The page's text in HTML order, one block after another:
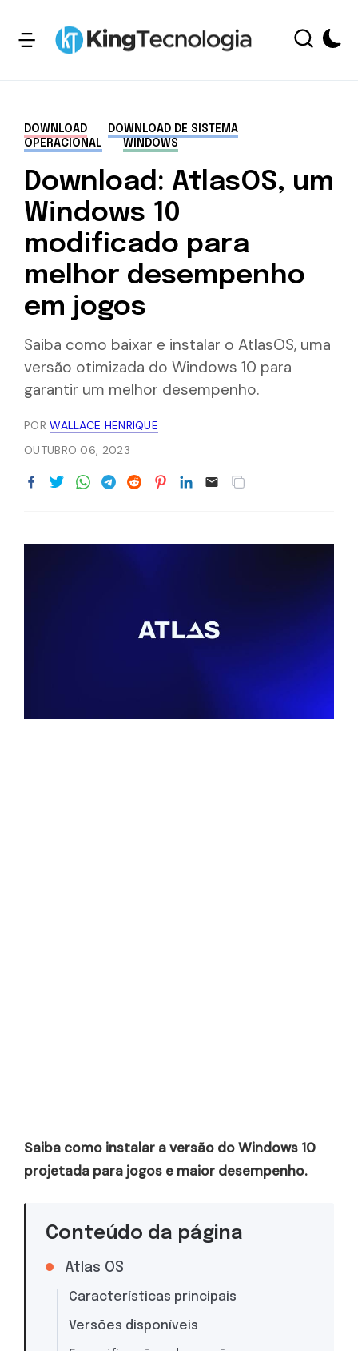
DOWNLOAD
DOWNLOAD DE SISTEMA
OPERACIONAL
WINDOWS
Download: AtlasOS, um
Windows 10
modificado para
melhor desempenho
em jogos
Saiba como baixar e instalar o AtlasOS, uma
versão otimizada do Windows 10 para
garantir um melhor desempenho.
PORWALLACE HENRIQUE
OUTUBRO 06, 2023
Saiba como instalar a versão do Windows 10
projetada para jogos e maior desempenho.
Conteúdo da página
Atlas OS
Características principais
Versões disponíveis